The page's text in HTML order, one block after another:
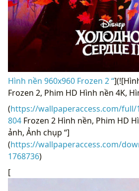
Hình nền 960x960 Frozen 2 “
Frozen 2, Phim HD Hình nền 4K,
(https://wallpaperaccess.com/full/
804 Frozen 2 Hình nền, Phim HD
ảnh, Ảnh chụp “]
(https://wallpaperaccess.com/
1768736)
[